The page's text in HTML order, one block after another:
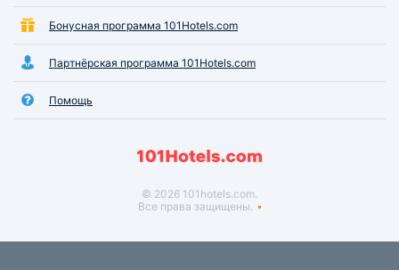
Бонусная программа 101Hotels.com
Партнёрская программа 101Hotels.com
Помощь
© 2026 101hotels.com.
Все права защищены.